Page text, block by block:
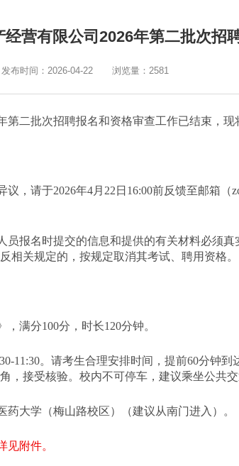
营有限公司2026年第二批次招
发布时间：2026-04-22 浏览量： 2581
第二批次招聘报名和资格审查工作已结束，现
议，请于2026年4月22日16:00前反馈至邮箱（
员报名时提交的信息和提供的有关材料必须
相关规定的，按规定取消其考试、聘用资格。
，满分100分，时长120分钟。
11:30。请考生合理安排时间，提前60分钟
，接受核验。校内不可停车，建议乘坐公共交
药大学（梅山路校区）（建议从南门进入）。
见附件。